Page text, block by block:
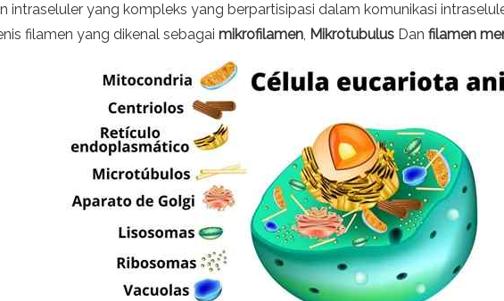
intraseluler yang kompleks yang berpartisipasi dalam komunikasi
filamen yang dikenal sebagai mikrofilamen, Mikrotubulus Dan filamen